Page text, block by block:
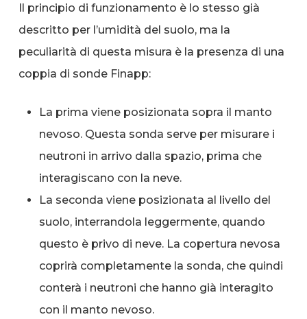
Il principio di funzionamento è lo stesso già
descritto per l’umidità del suolo, ma la
peculiarità di questa misura è la presenza di una
coppia di sonde Finapp:
La prima viene posizionata sopra il manto
nevoso. Questa sonda serve per misurare i
neutroni in arrivo dalla spazio, prima che
interagiscano con la neve.
La seconda viene posizionata al livello del
suolo, interrandola leggermente, quando
questo è privo di neve. La copertura nevosa
coprirà completamente la sonda, che quindi
conterà i neutroni che hanno già interagito
con il manto nevoso.